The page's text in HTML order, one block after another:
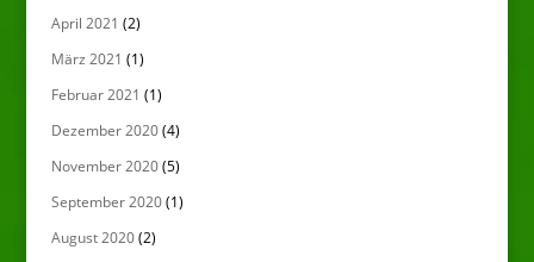
April 2021 (2)
März 2021 (1)
Februar 2021 (1)
Dezember 2020(4)
November 2020(5)
September 2020(1)
August 2020(2)